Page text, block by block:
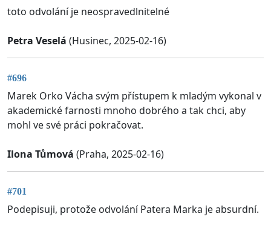
toto odvolání je neospravedlnitelné
Petra Veselá (Husinec, 2025-02-16)
#696
Marek Orko Vácha svým přístupem k mladým vykonal v
akademické farnosti mnoho dobrého a tak chci, aby
mohl ve své práci pokračovat.
Ilona Tůmová (Praha, 2025-02-16)
#701
Podepisuji, protože odvolání Patera Marka je absurdní.